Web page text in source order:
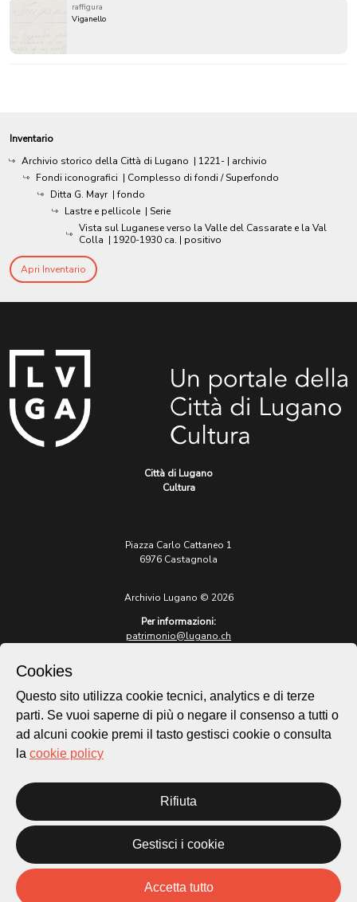
raffigura
Viganello
Inventario
Archivio storico della Città di Lugano | 1221- | archivio
Fondi iconografici | Complesso di fondi / Superfondo
Ditta G. Mayr | fondo
Lastre e pellicole | Serie
Vista sul Luganese verso la Valle del Cassarate e la Val
Colla | 1920-1930 ca. | positivo
Apri Inventario
Città di Lugano
Cultura
Piazza Carlo Cattaneo 1
6976 Castagnola
Archivio Lugano © 2026
Per informazioni:
patrimonio@lugano.ch
lugano.ch
Cookie policy
Homepage
Temi
Novità
Progetti
Cookies
Questo sito utilizza cookie tecnici, analytics e di terze
parti. Se vuoi saperne di più o negare il consenso a tutti o
ad alcuni cookie premi il tasto gestisci cookie o consulta
la cookie policy
Rifiuta
Gestisci i cookie
Accetta tutto